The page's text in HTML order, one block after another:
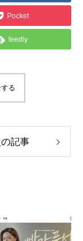
Pocket
feedly
る
記事